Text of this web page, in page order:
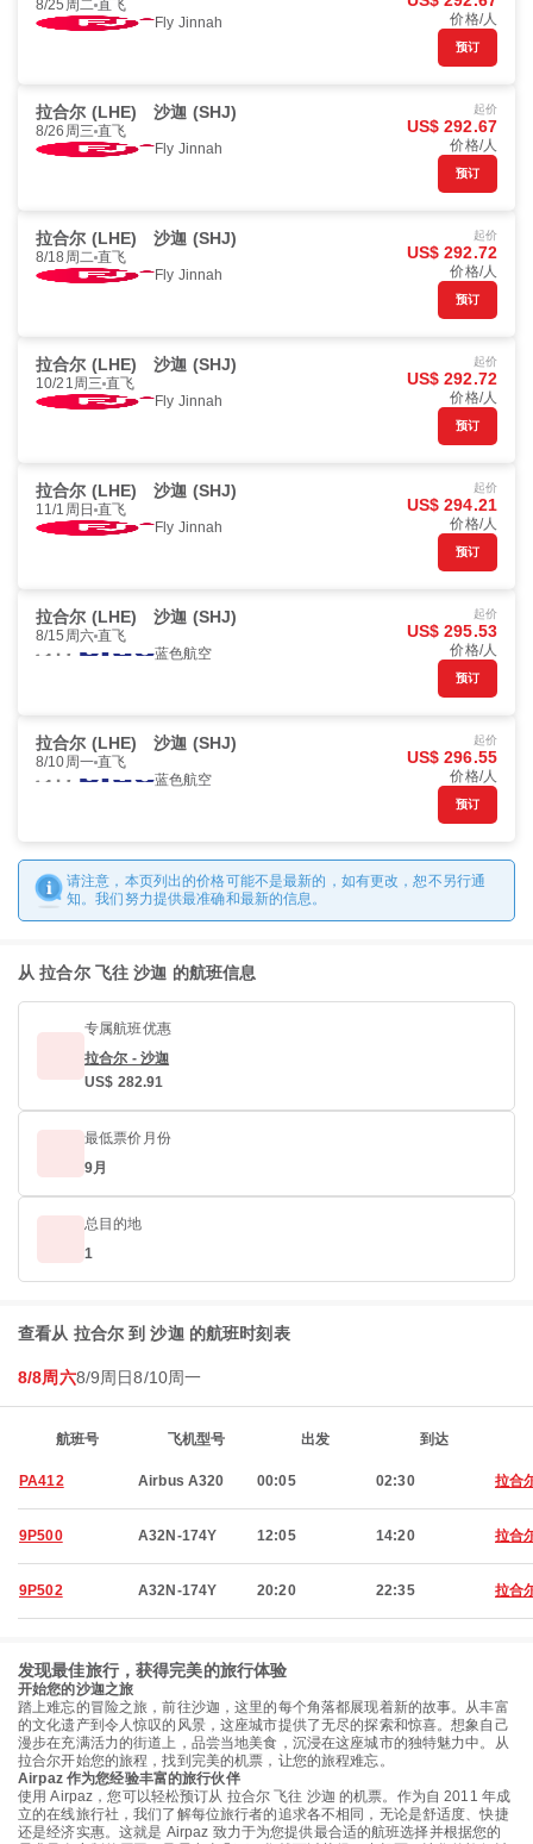
8/25周二 直飞
Fly Jinnah
价格/人
预订
拉合尔 (LHE) 沙迦 (SHJ)
8/26周三 直飞
Fly Jinnah
起价
US$ 292.67
价格/人
预订
拉合尔 (LHE) 沙迦 (SHJ)
8/18周二 直飞
Fly Jinnah
起价
US$ 292.72
价格/人
预订
拉合尔 (LHE) 沙迦 (SHJ)
10/21周三 直飞
Fly Jinnah
起价
US$ 292.72
价格/人
预订
拉合尔 (LHE) 沙迦 (SHJ)
11/1周日 直飞
Fly Jinnah
起价
US$ 294.21
价格/人
预订
拉合尔 (LHE) 沙迦 (SHJ)
8/15周六 直飞
蓝色航空
起价
US$ 295.53
价格/人
预订
拉合尔 (LHE) 沙迦 (SHJ)
8/10周一 直飞
蓝色航空
起价
US$ 296.55
价格/人
预订
请注意，本页列出的价格可能不是最新的，如有更改，恕不另行通
知。我们努力提供最准确和最新的信息。
从 拉合尔 飞往 沙迦 的航班信息
专属航班优惠
拉合尔 - 沙迦
US$ 282.91
最低票价月份
9月
总目的地
1
查看从 拉合尔 到 沙迦 的航班时刻表
8/8周六8/9周日8/10周一
航班号 飞机型号 出发 到达
PA412 Airbus A320 00:05 02:30 拉合
9P500 A32N-174Y 12:05 14:20 拉合
9P502 A32N-174Y 20:20 22:35 拉合
发现最佳旅行，获得完美的旅行体验
开始您的沙迦之旅
踏上难忘的冒险之旅，前往沙迦，这里的每个角落都展现着新的故事。从丰富
的文化遗产到令人惊叹的风景，这座城市提供了无尽的探索和惊喜。想象自己
漫步在充满活力的街道上，品尝当地美食，沉浸在这座城市的独特魅力中。从
拉合尔开始您的旅程，找到完美的机票，让您的旅程难忘。
Airpaz 作为您经验丰富的旅行伙伴
使用 Airpaz，您可以轻松预订从 拉合尔 飞往 沙迦 的机票。作为自 2011 年成
立的在线旅行社，我们了解每位旅行者的追求各不相同，无论是舒适度、快捷
还是经济实惠。这就是 Airpaz 致力于为您提供最合适的航班选择并根据您的